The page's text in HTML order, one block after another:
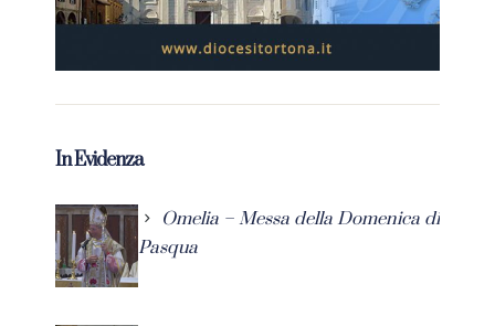
In Evidenza
Omelia – Messa della Domenica di
Pasqua